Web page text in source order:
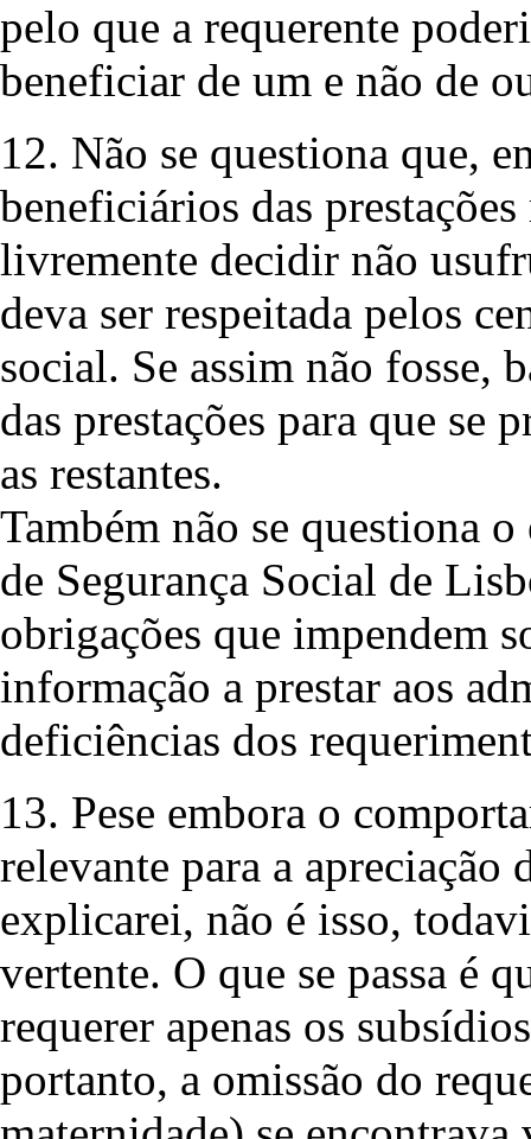
pelo que a requerente
beneficiar de um e não de
12. Não se questiona que,
beneficiários das
livremente decidir não
deva ser respeitada pelos
social. Se assim não fosse,
das prestações para que se
as restantes.
Também não se questiona
de Segurança Social de
obrigações que impendem
informação a prestar aos
deficiências dos
13. Pese embora o
relevante para a apreciação
explicarei, não é isso,
vertente. O que se passa é
requerer apenas os
portanto, a omissão do